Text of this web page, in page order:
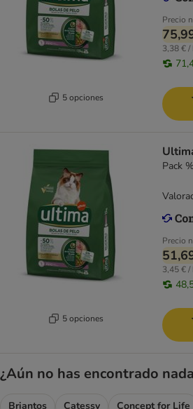
5 opciones
Precio
3,38 € /
5 opciones
Pack
Precio
3,45 € /
¿Aún no has encontrado
Briantos Catessy Concept for Life